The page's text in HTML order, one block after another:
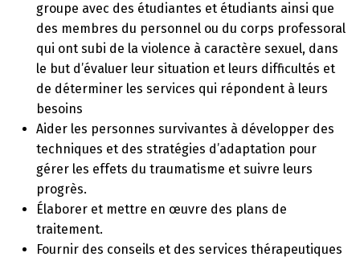
groupe avec des étudiantes et étudiants ainsi que
des membres du personnel ou du corps professoral
qui ont subi de la violence à caractère sexuel, dans
le but d’évaluer leur situation et leurs difficultés et
de déterminer les services qui répondent à leurs
besoins
Aider les personnes survivantes à développer des
techniques et des stratégies d’adaptation pour
gérer les effets du traumatisme et suivre leurs
progrès.
Élaborer et mettre en œuvre des plans de
traitement.
Fournir des conseils et des services thérapeutiques